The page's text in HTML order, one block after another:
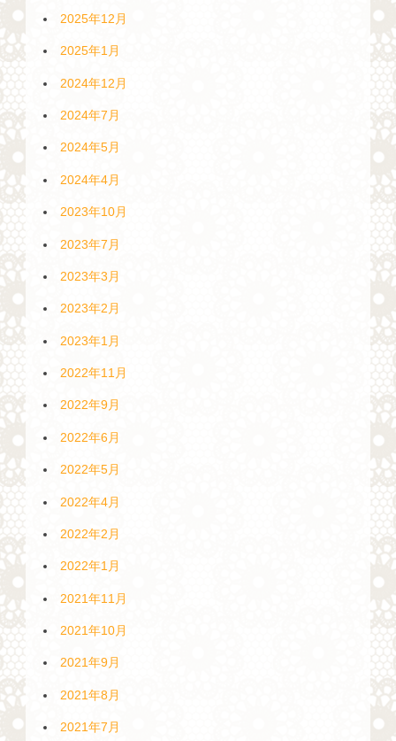
2025年12月
2025年1月
2024年12月
2024年7月
2024年5月
2024年4月
2023年10月
2023年7月
2023年3月
2023年2月
2023年1月
2022年11月
2022年9月
2022年6月
2022年5月
2022年4月
2022年2月
2022年1月
2021年11月
2021年10月
2021年9月
2021年8月
2021年7月